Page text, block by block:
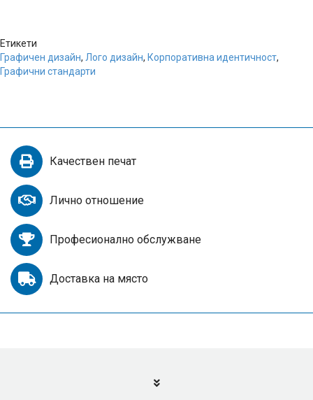
Етикети
Графичен дизайн, Лого дизайн, Корпоративна идентичност,
Графични стандарти
Качествен печат
Лично отношение
Професионално обслужване
Доставка на място